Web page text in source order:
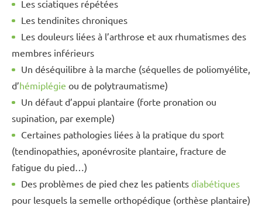
Les sciatiques répétées
Les tendinites chroniques
Les douleurs liées à l’arthrose et aux rhumatismes des
membres inférieurs
Un déséquilibre à la marche (séquelles de poliomyélite,
d’hémiplégie ou de polytraumatisme)
Un défaut d’appui plantaire (forte pronation ou
supination, par exemple)
Certaines pathologies liées à la pratique du sport
(tendinopathies, aponévrosite plantaire, fracture de
fatigue du pied…)
Des problèmes de pied chez les patients diabétiques
pour lesquels la semelle orthopédique (orthèse plantaire)